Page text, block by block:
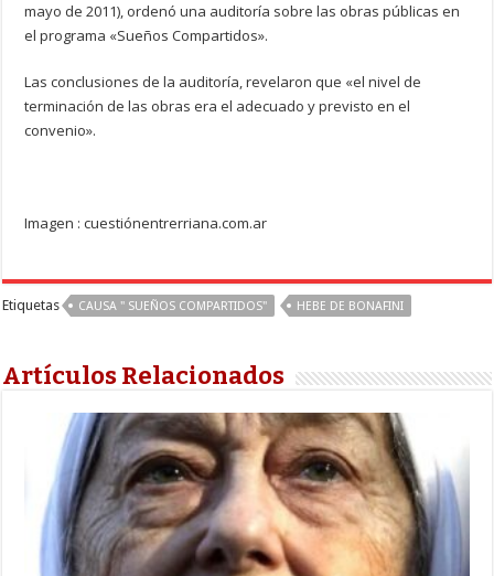
mayo de 2011), ordenó una auditoría sobre las obras públicas en
el programa «Sueños Compartidos».
Las conclusiones de la auditoría, revelaron que «el nivel de
terminación de las obras era el adecuado y previsto en el
convenio».
Imagen : cuestiónentrerriana.com.ar
Etiquetas CAUSA " SUEÑOS COMPARTIDOS" HEBE DE BONAFINI
Artículos Relacionados